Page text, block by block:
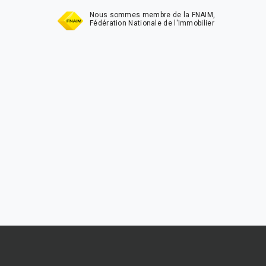
Nous sommes membre de la FNAIM,
Fédération Nationale de l'Immobilier